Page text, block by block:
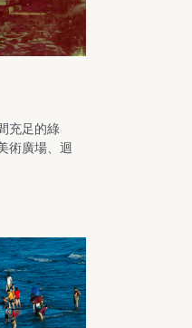
充足的綠
術廣場、迴